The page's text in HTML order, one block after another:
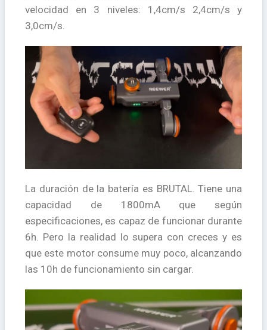
velocidad en 3 niveles: 1,4cm/s 2,4cm/s y
3,0cm/s.
La duración de la batería es BRUTAL. Tiene una
capacidad de 1800mA que según
especificaciones, es capaz de funcionar durante
6h. Pero la realidad lo supera con creces y es
que este motor consume muy poco, alcanzando
las 10h de funcionamiento sin cargar.